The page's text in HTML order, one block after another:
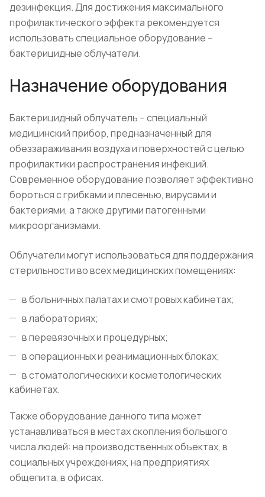
дезинфекция. Для достижения максимального
профилактического эффекта рекомендуется
использовать специальное оборудование –
бактерицидные облучатели.
Назначение оборудования
Бактерицидный облучатель – специальный
медицинский прибор, предназначенный для
обеззараживания воздуха и поверхностей с целью
профилактики распространения инфекций.
Современное оборудование позволяет эффективно
бороться с грибками и плесенью, вирусами и
бактериями, а также другими патогенными
микроорганизмами.
Облучатели могут использоваться для поддержания
стерильности во всех медицинских помещениях:
в больничных палатах и смотровых кабинетах;
в лабораториях;
в перевязочных и процедурных;
в операционных и реанимационных блоках;
в стоматологических и косметологических
кабинетах.
Также оборудование данного типа может
устанавливаться в местах скопления большого
числа людей: на производственных объектах, в
социальных учреждениях, на предприятиях
общепита, в офисах.